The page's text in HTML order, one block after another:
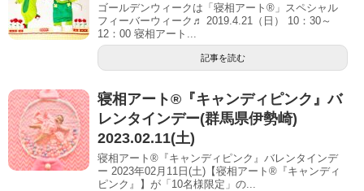
ゴールデンウィークは「寝相アート®」スペシャル
フィーバーウィーク♬ 2019.4.21（日） 10：30～
12：00 寝相アート...
記事を読む
寝相アート®︎『キャンディピンク』バ
レンタインデー(群馬県伊勢崎)
2023.02.11(土)
寝相アート®『キャンディピンク』バレンタインデ
ー 2023年02月11日(土)【寝相アート®︎『キャンディ
ピンク』】が「10名様限定」の...